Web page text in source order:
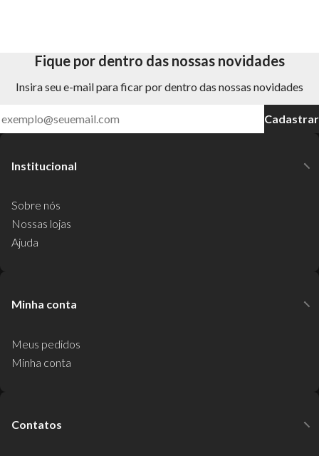
Fique por dentro das nossas novidades
Insira seu e-mail para ficar por dentro das nossas novidades
Cadastrar
Institucional
Sobre nós
Nossas lojas
Ajuda
Minha conta
Meus pedidos
Minha conta
Contatos